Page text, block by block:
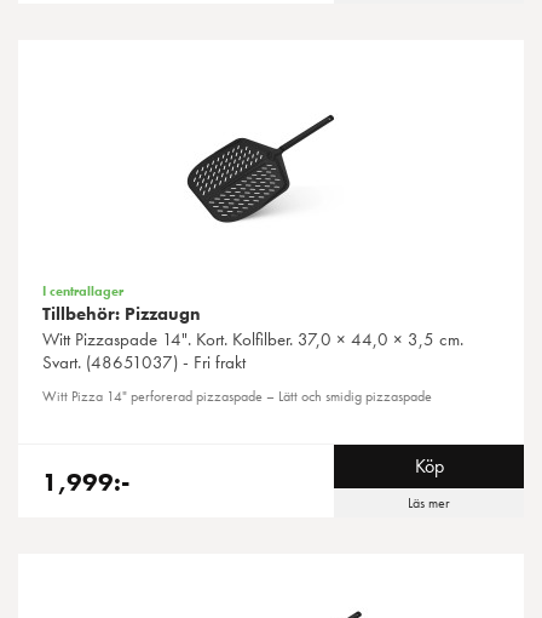
I centrallager
Tillbehör: Pizzaugn
WittPizzaspade 14". Kort. Kolfilber. 37,0 × 44,0 × 3,5 cm.
Svart. (48651037) - Fri frakt
Witt Pizza 14" perforerad pizzaspade – Lätt och smidig pizzaspade
1,999:- Köp
Läs mer